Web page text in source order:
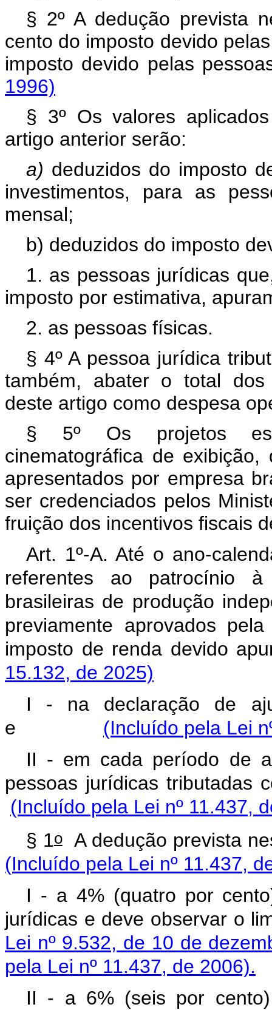
§ 2º A dedução prevista
cento do imposto devido
imposto devido pelas
1996)
§ 3º Os valores
artigo anterior serão:
a) deduzidos do imposto
investimentos, para as
mensal;
b) deduzidos do imposto
1. as pessoas jurídicas
imposto por estimativa,
2. as pessoas físicas.
§ 4º A pessoa jurídica
também, abater o total dos
deste artigo como despesa
§ 5º Os projetos
cinematográfica de
apresentados por empresa
ser credenciados pelos
fruição dos incentivos fiscais
Art. 1º-A. Até o ano-
referentes ao patrocínio
brasileiras de produção
previamente aprovados
imposto de renda devido
15.132, de 2025)
I - na declaração de
e (Incluído pela Lei
II - em cada período de
pessoas jurídicas
(Incluído pela Lei nº 11.437,
§ 1oA dedução
(Incluído pela Lei nº 11.437,
I - a 4% (quatro por
jurídicas e deve observar o
Lei nº 9.532, de 10 de
pela Lei nº 11.437, de 2006).
II - a 6% (seis por